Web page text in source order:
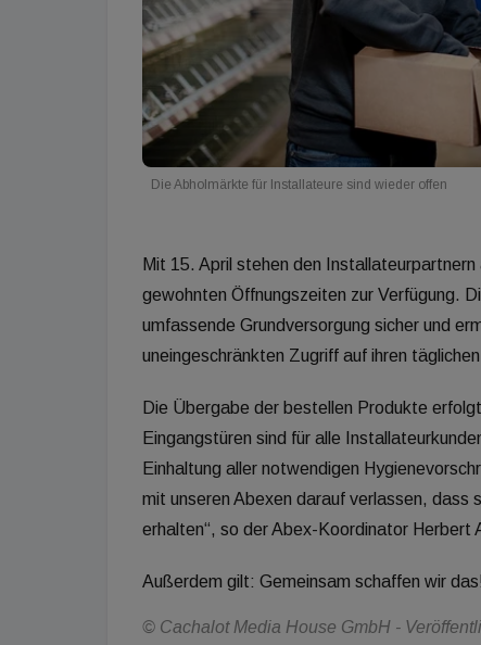
Die Abholmärkte für Installateure sind wieder offen
Mit 15. April stehen den
gewohnten Öffnungszeiten zur Verfügung.
umfassende Grundversorgung sicher und
uneingeschränkten Zugriff auf ihren
Die Übergabe der bestellen Produkte
Eingangstüren sind für alle
Einhaltung aller notwendigen
mit unseren Abexen darauf verlassen, dass
erhalten“, so der Abex-Koordinator Herbert
Außerdem gilt: Gemeinsam schaffen wir das!
© Cachalot Media House GmbH -